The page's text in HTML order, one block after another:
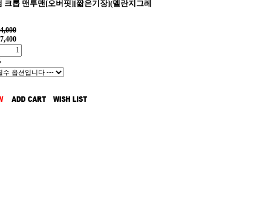
크롭 맨투맨[오버핏][짧은기장](멜란지그레